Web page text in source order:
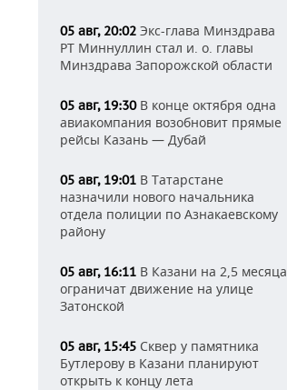
05 авг, 20:02 Экс-глава Минздрава
РТ Миннуллин стал и. о. главы
Минздрава Запорожской области
05 авг, 19:30В конце октября одна
авиакомпания возобновит прямые
рейсы Казань — Дубай
05 авг, 19:01 В Татарстане
назначили нового начальника
отдела полиции по Азнакаевскому
району
05 авг, 16:11 В Казани на 2,5 месяца
ограничат движение на улице
Затонской
05 авг, 15:45 Сквер у памятника
Бутлерову в Казани планируют
открыть к концу лета